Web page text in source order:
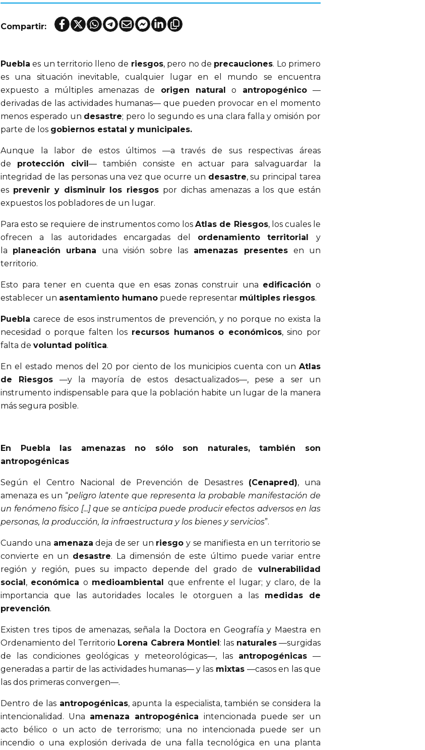
Compartir:
Puebla es un territorio lleno de riesgos, pero no de precauciones. Lo primero
es una situación inevitable, cualquier lugar en el mundo se encuentra
expuesto a múltiples amenazas de origen natural o antropogénico—
derivadas de las actividades humanas— que pueden provocar en el momento
menos esperado un desastre; pero lo segundo es una clara falla y omisión por
parte de los gobiernos estatal y municipales.
Aunque la labor de estos últimos —a través de sus respectivas áreas
de protección civil— también consiste en actuar para salvaguardar la
integridad de las personas una vez que ocurre un desastre, su principal tarea
es prevenir y disminuir los riesgos por dichas amenazas a los que están
expuestos los pobladores de un lugar.
Para esto se requiere de instrumentos como losAtlas de Riesgos, los cuales le
ofrecen a las autoridades encargadas del ordenamiento territorial y
la planeación urbana una visión sobre las amenazas presentes en un
territorio.
Esto para tener en cuenta que en esas zonas construir una edificación o
establecer un asentamiento humano puede representar múltiples riesgos.
Puebla carece de esos instrumentos de prevención, y no porque no exista la
necesidad o porque falten los recursos humanos o económicos, sino por
falta de voluntad política.
En el estado menos del 20 por ciento de los municipios cuenta con un Atlas
de Riesgos —y la mayoría de estos desactualizados—, pese a ser un
instrumento indispensable para que la población habite un lugar de la manera
más segura posible.
En Puebla las amenazas no sólo son naturales, también son
antropogénicas
Según el Centro Nacional de Prevención de Desastres (Cenapred), una
amenaza es un “peligro latente que representa la probable manifestación de
un fenómeno físico [...] que se anticipa puede producir efectos adversos en las
personas, la producción, la infraestructura y los bienes y servicios”.
Cuando una amenaza deja de ser un riesgoy se manifiesta en un territorio se
convierte en un desastre. La dimensión de este último puede variar entre
región y región, pues su impacto depende del grado de vulnerabilidad
social, económica o medioambiental que enfrente el lugar; y claro, de la
importancia que las autoridades locales le otorguen a lasmedidas de
prevención.
Existen tres tipos de amenazas, señala la Doctora en Geografía y Maestra en
Ordenamiento del Territorio Lorena Cabrera Montiel: las naturales—surgidas
de las condiciones geológicas y meteorológicas—, las antropogénicas—
generadas a partir de las actividades humanas— y las mixtas—casos en las que
las dos primeras convergen—.
Dentro de las antropogénicas, apunta la especialista, también se considera la
intencionalidad. Una amenaza antropogénica intencionada puede ser un
acto bélico o un acto de terrorismo; una no intencionada puede ser un
incendio o una explosión derivada de una falla tecnológica en una planta